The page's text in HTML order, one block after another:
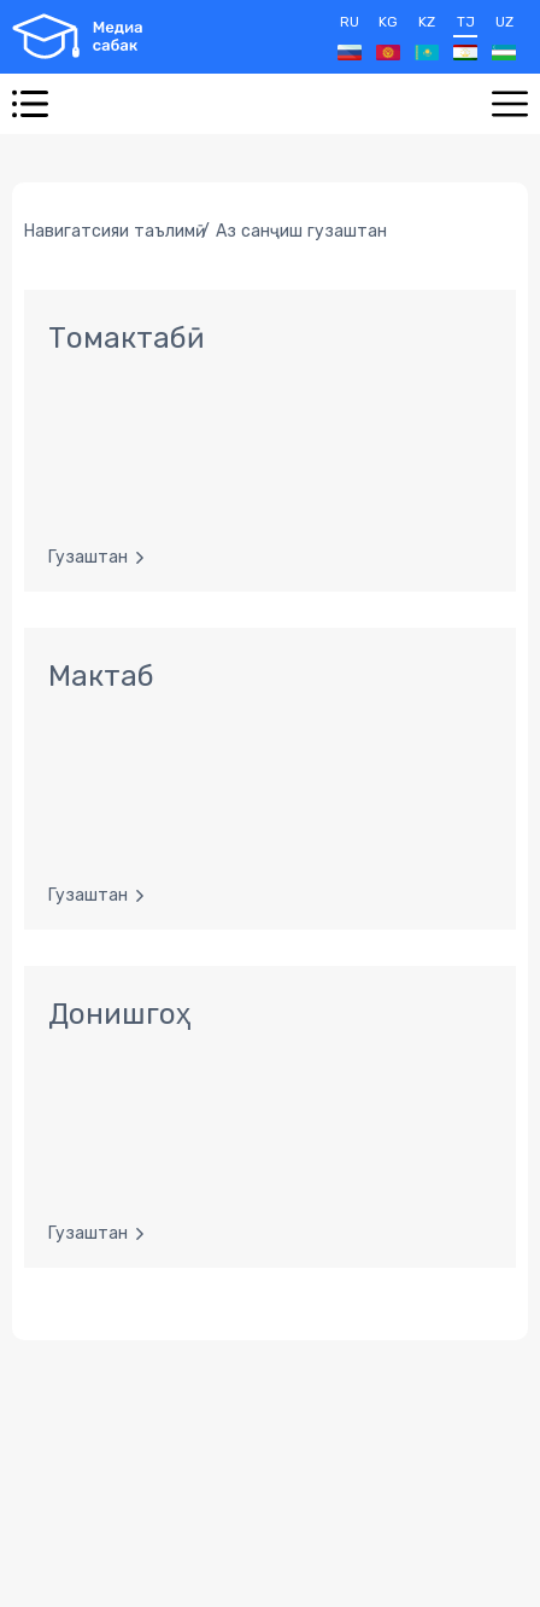
RU KG KZ TJ UZ
Навигатсияи таълимӣ Аз санҷиш гузаштан
Томактабӣ
Гузаштан
Мактаб
Гузаштан
Донишгоҳ
Гузаштан